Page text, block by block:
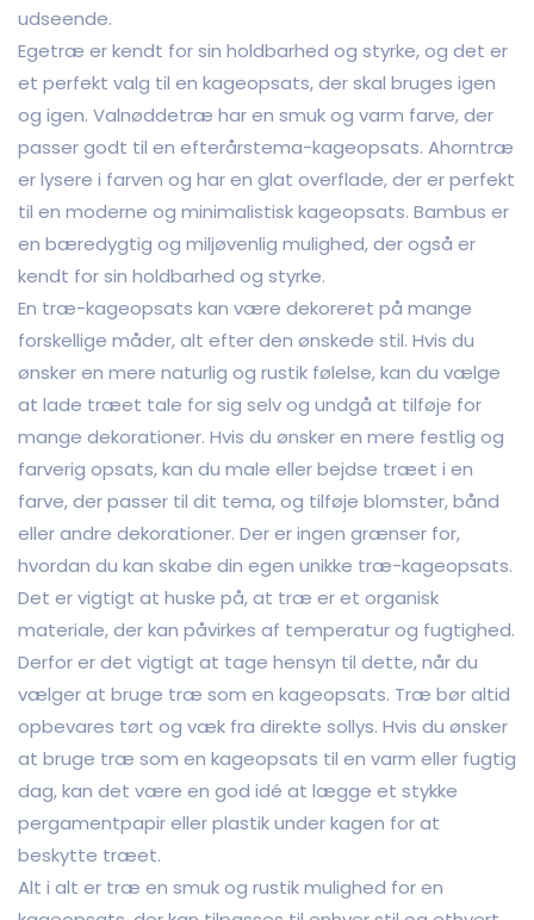
udseende.
Egetræ er kendt for sin holdbarhed og styrke, og det er
et perfekt valg til en kageopsats, der skal bruges igen
og igen. Valnøddetræ har en smuk og varm farve, der
passer godt til en efterårstema-kageopsats. Ahorntræ
er lysere i farven og har en glat overflade, der er perfekt
til en moderne og minimalistisk kageopsats. Bambus er
en bæredygtig og miljøvenlig mulighed, der også er
kendt for sin holdbarhed og styrke.
En træ-kageopsats kan være dekoreret på mange
forskellige måder, alt efter den ønskede stil. Hvis du
ønsker en mere naturlig og rustik følelse, kan du vælge
at lade træet tale for sig selv og undgå at tilføje for
mange dekorationer. Hvis du ønsker en mere festlig og
farverig opsats, kan du male eller bejdse træet i en
farve, der passer til dit tema, og tilføje blomster, bånd
eller andre dekorationer. Der er ingen grænser for,
hvordan du kan skabe din egen unikke træ-kageopsats.
Det er vigtigt at huske på, at træ er et organisk
materiale, der kan påvirkes af temperatur og fugtighed.
Derfor er det vigtigt at tage hensyn til dette, når du
vælger at bruge træ som en kageopsats. Træ bør altid
opbevares tørt og væk fra direkte sollys. Hvis du ønsker
at bruge træ som en kageopsats til en varm eller fugtig
dag, kan det være en god idé at lægge et stykke
pergamentpapir eller plastik under kagen for at
beskytte træet.
Alt i alt er træ en smuk og rustik mulighed for en